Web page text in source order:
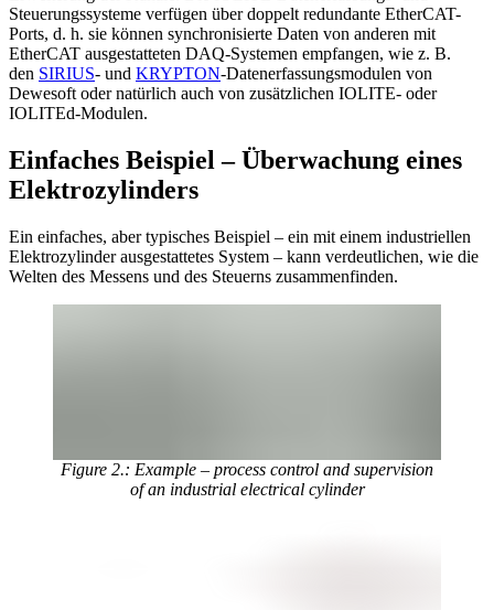
Steuerungssysteme verfügen über doppelt redundante EtherCAT-
Ports, d. h. sie können synchronisierte Daten von anderen mit
EtherCAT ausgestatteten DAQ-Systemen empfangen, wie z. B.
den SIRIUS- und KRYPTON-Datenerfassungsmodulen von
Dewesoft oder natürlich auch von zusätzlichen IOLITE- oder
IOLITEd-Modulen.
Einfaches Beispiel – Überwachung eines
Elektrozylinders
Ein einfaches, aber typisches Beispiel – ein mit einem industriellen
Elektrozylinder ausgestattetes System – kann verdeutlichen, wie die
Welten des Messens und des Steuerns zusammenfinden.
Figure 2.: Example – process control and supervision
of an industrial electrical cylinder